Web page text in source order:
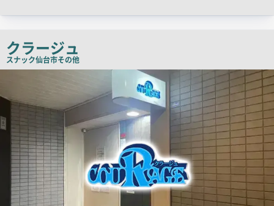
コ
ピ
クラージュ
スナック仙台市その他
画